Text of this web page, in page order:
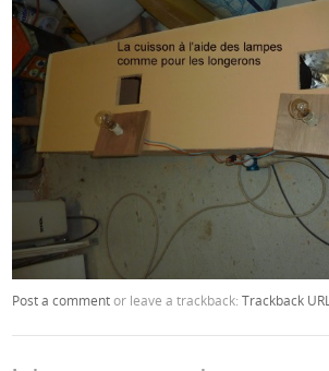
Post a commentor leave a trackback:Trackback URL